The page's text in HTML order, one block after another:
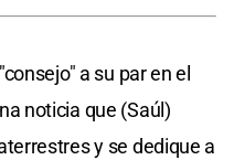
a su par en el
noticia que (Saúl)
y se dedique a